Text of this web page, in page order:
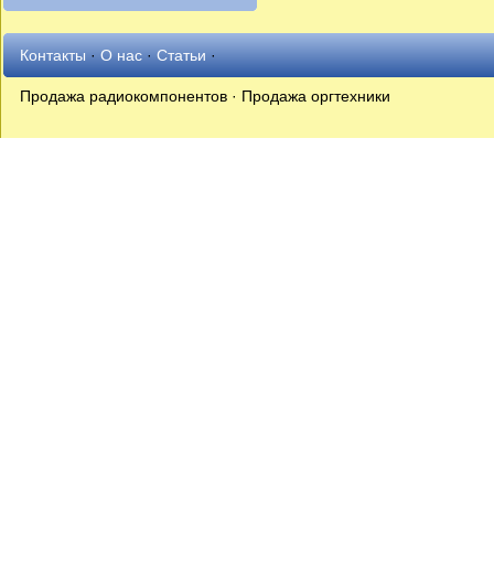
Контакты·О нас·Статьи·
Продажа радиокомпонентов · Продажа оргтехники